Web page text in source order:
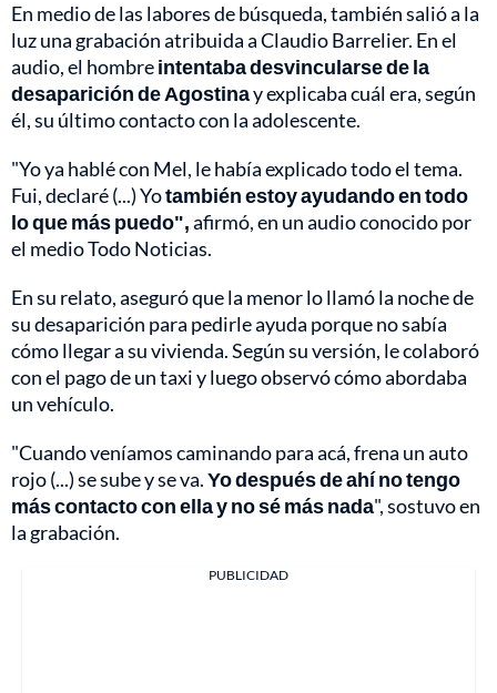
En medio de las labores de búsqueda, también salió a la
luz una grabación atribuida a Claudio Barrelier. En el
audio, el hombreintentaba desvincularse de la
desaparición de Agostinay explicaba cuál era, según
él, su último contacto con la adolescente.
"Yo ya hablé con Mel, le había explicado todo el tema.
Fui, declaré (...) Yotambién estoy ayudando en todo
lo que más puedo",afirmó, en un audio conocido por
el medio Todo Noticias.
En su relato, aseguró que la menor lo llamó la noche de
su desaparición para pedirle ayuda porque no sabía
cómo llegar a su vivienda. Según su versión, le colaboró
con el pago de un taxi y luego observó cómo abordaba
un vehículo.
"Cuando veníamos caminando para acá, frena un auto
rojo (...) se sube y se va.Yo después de ahí no tengo
más contacto con ella y no sé más nada", sostuvo en
la grabación.
PUBLICIDAD